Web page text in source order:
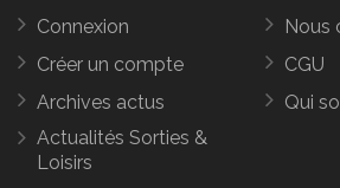
Connexion
Créer un compte
Archives actus
Actualités Sorties &
Loisirs
Nous
CGU
Qui